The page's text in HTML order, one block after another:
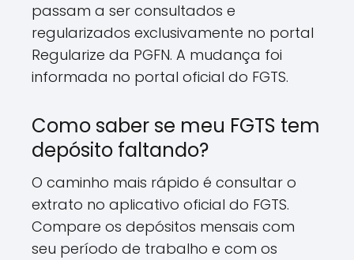
passam a ser consultados e
regularizados exclusivamente no portal
Regularize da PGFN. A mudança foi
informada no portal oficial do FGTS.
Como saber se meu FGTS tem
depósito faltando?
O caminho mais rápido é consultar o
extrato no aplicativo oficial do FGTS.
Compare os depósitos mensais com
seu período de trabalho e com os